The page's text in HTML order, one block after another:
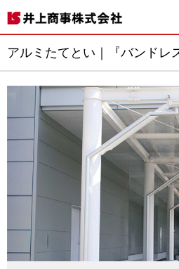
アルミたてとい｜『バンドレ